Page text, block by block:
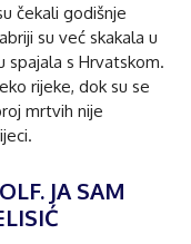
čekali godišnje
su već skakala u
spajala s Hrvatskom.
rijeke, dok su se
mrtvih nije
JA SAM